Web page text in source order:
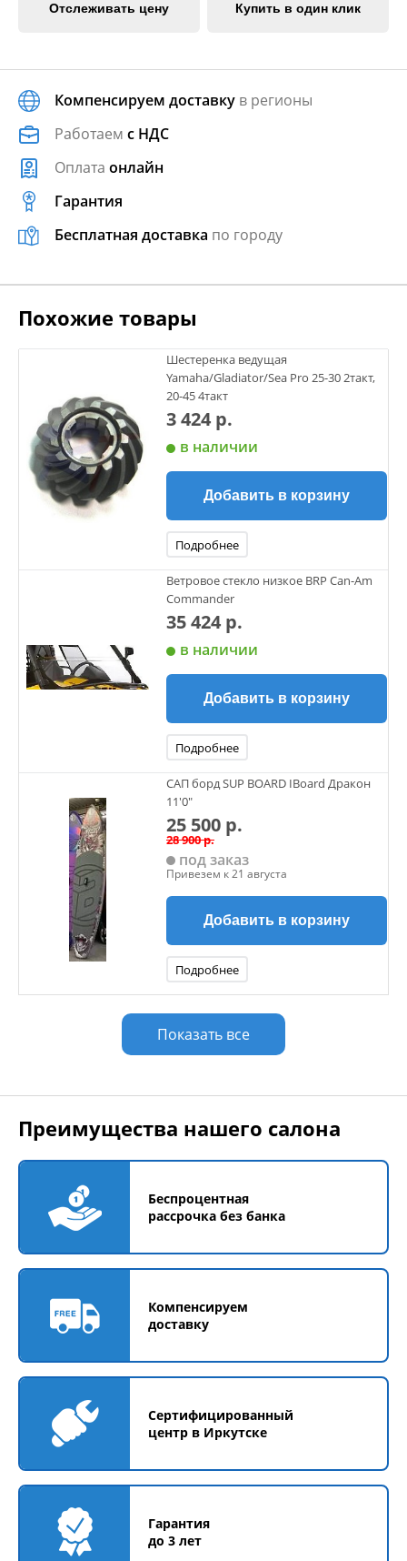
Отслеживать цену Купить в один клик
Компенсируем доставку в регионы
Работаем с НДС
Оплата онлайн
Гарантия
Бесплатная доставка по городу
Похожие товары
Шестеренка ведущая
Yamaha/Gladiator/Sea Pro 25-30 2такт,
20-45 4такт
3 424 р.
в наличии
Добавить в корзину
Подробнее
Ветровое стекло низкое BRP Can-Am
Commander
35 424 р.
в наличии
Добавить в корзину
Подробнее
САП борд SUP BOARD IBoard Дракон
11'0"
25 500 р.
28 900 р.
под заказ
Привезем к 21 августа
Добавить в корзину
Подробнее
Показать все
Преимущества нашего салона
Беспроцентная
рассрочка без банка
Компенсируем
доставку
Сертифицированный
центр в Иркутске
Гарантия
до 3 лет